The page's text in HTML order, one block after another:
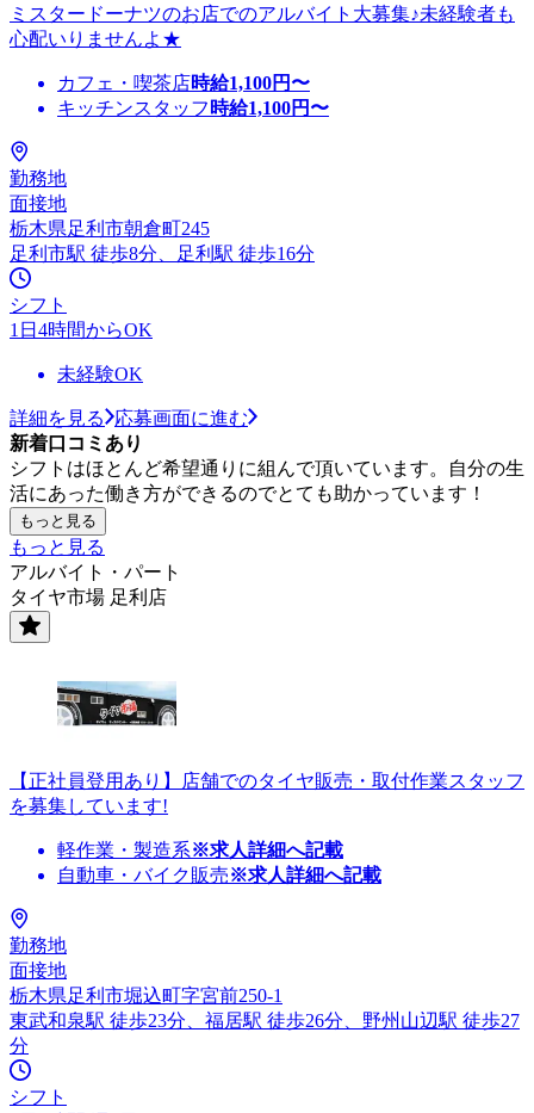
ミスタードーナツのお店でのアルバイト大募集♪未経験者も
心配いりませんよ★
カフェ・喫茶店時給1,100円〜
キッチンスタッフ 時給1,100円〜
勤務地
面接地
栃木県足利市朝倉町245
足利市駅 徒歩8分、足利駅 徒歩16分
シフト
1日4時間からOK
未経験OK
詳細を見る
応募画面に進む
新着口コミあり
シフトはほとんど希望通りに組んで頂いています。自分の生
活にあった働き方ができるのでとても助かっています！
もっと見る
もっと見る
アルバイト・パート
タイヤ市場 足利店
【正社員登用あり】店舗でのタイヤ販売・取付作業スタッフ
を募集しています!
軽作業・製造系※求人詳細へ記載
自動車・バイク販売※求人詳細へ記載
勤務地
面接地
栃木県足利市堀込町字宮前250-1
東武和泉駅 徒歩23分、福居駅 徒歩26分、野州山辺駅 徒歩27
分
シフト